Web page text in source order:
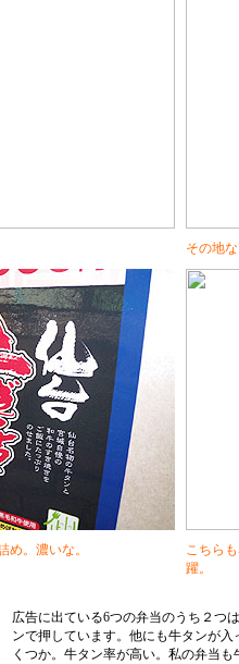
その地
め。濃いな。
こちら
躍。
広告に出ている6つの弁当のうち２つ
ンで押しています。他にも牛タンが入
くつか。牛タン率が高い。私の弁当も